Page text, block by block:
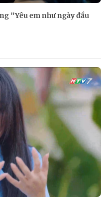
"Yêu em như ngày đầu